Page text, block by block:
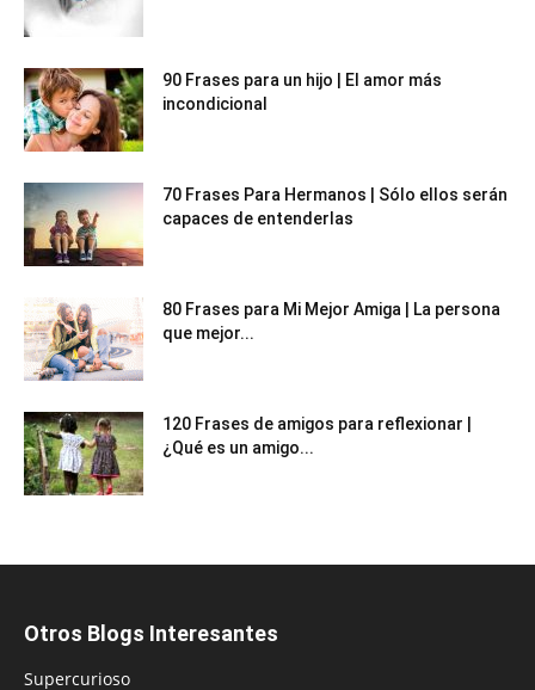
90 Frases para un hijo | El amor más
incondicional
70 Frases Para Hermanos | Sólo ellos serán
capaces de entenderlas
80 Frases para Mi Mejor Amiga | La persona
que mejor...
120 Frases de amigos para reflexionar |
¿Qué es un amigo...
Otros Blogs Interesantes
Supercurioso